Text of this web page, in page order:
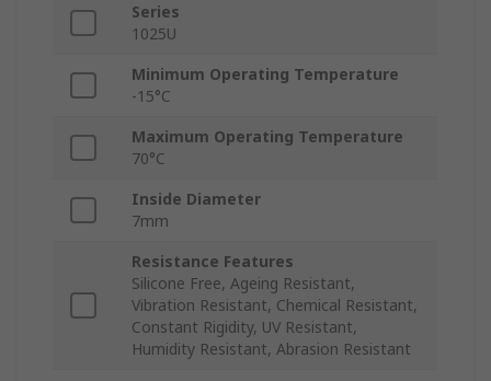
Series
1025U
Minimum Operating Temperature
-15°C
Maximum Operating Temperature
70°C
Inside Diameter
7mm
Resistance Features
Silicone Free, Ageing Resistant,
Vibration Resistant, Chemical Resistant,
Constant Rigidity, UV Resistant,
Humidity Resistant, Abrasion Resistant